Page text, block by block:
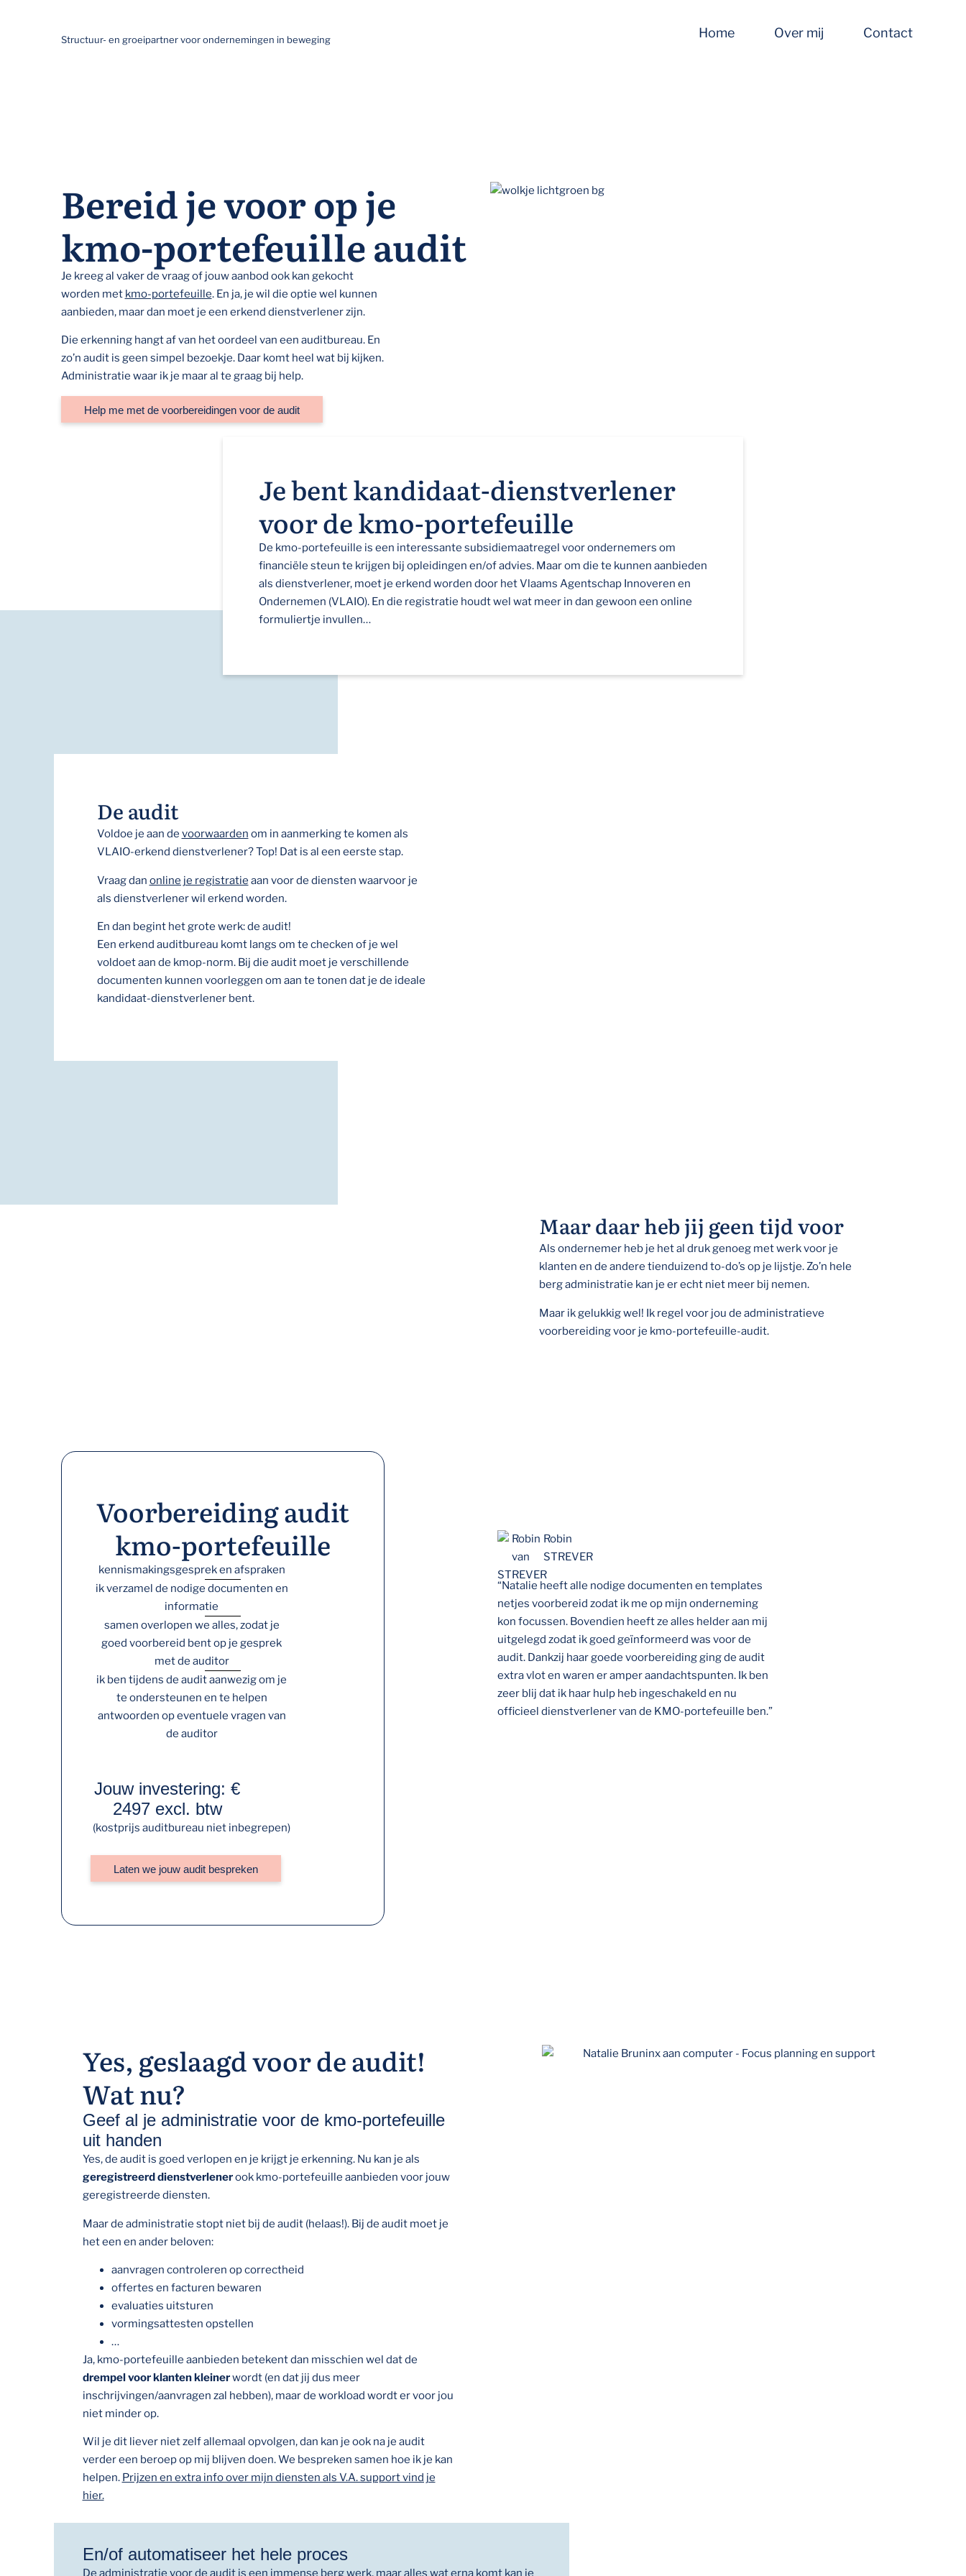
Structuur- en groeipartner voor ondernemingen in beweging Home Over mij Contact
Bereid je voor op je
kmo-portefeuille audit
Je kreeg al vaker de vraag of jouw aanbod ook kan gekocht
worden met kmo-portefeuille. En ja, je wil die optie wel kunnen
aanbieden, maar dan moet je een erkend dienstverlener zijn.
Die erkenning hangt af van het oordeel van een auditbureau. En
zo’n audit is geen simpel bezoekje. Daar komt heel wat bij kijken.
Administratie waar ik je maar al te graag bij help.
Help me met de voorbereidingen voor de audit
Je bent kandidaat-dienstverlener
voor de kmo-portefeuille
De kmo-portefeuille is een interessante subsidiemaatregel voor ondernemers om
financiële steun te krijgen bij opleidingen en/of advies. Maar om die te kunnen aanbieden
als dienstverlener, moet je erkend worden door het Vlaams Agentschap Innoveren en
Ondernemen (VLAIO). En die registratie houdt wel wat meer in dan gewoon een online
formuliertje invullen…
De audit
Voldoe je aan de voorwaarden om in aanmerking te komen als
VLAIO-erkend dienstverlener? Top! Dat is al een eerste stap.
Vraag dan online je registratie aan voor de diensten waarvoor je
als dienstverlener wil erkend worden.
En dan begint het grote werk: de audit!
Een erkend auditbureau komt langs om te checken of je wel
voldoet aan de kmop-norm. Bij die audit moet je verschillende
documenten kunnen voorleggen om aan te tonen dat je de ideale
kandidaat-dienstverlener bent.
Maar daar heb jij geen tijd voor
Als ondernemer heb je het al druk genoeg met werk voor je
klanten en de andere tienduizend to-do’s op je lijstje. Zo’n hele
berg administratie kan je er echt niet meer bij nemen.
Maar ik gelukkig wel! Ik regel voor jou de administratieve
voorbereiding voor je kmo-portefeuille-audit.
Voorbereiding audit
kmo-portefeuille
kennismakingsgesprek en afspraken
ik verzamel de nodige documenten en
informatie
samen overlopen we alles, zodat je
goed voorbereid bent op je gesprek
met de auditor
ik ben tijdens de audit aanwezig om je
te ondersteunen en te helpen
antwoorden op eventuele vragen van
de auditor
Jouw investering: €
2497 excl. btw
(kostprijs auditbureau niet inbegrepen)
Laten we jouw audit bespreken
Robin
STREVER
“Natalie heeft alle nodige documenten en templates
netjes voorbereid zodat ik me op mijn onderneming
kon focussen. Bovendien heeft ze alles helder aan mij
uitgelegd zodat ik goed geïnformeerd was voor de
audit. Dankzij haar goede voorbereiding ging de audit
extra vlot en waren er amper aandachtspunten. Ik ben
zeer blij dat ik haar hulp heb ingeschakeld en nu
officieel dienstverlener van de KMO-portefeuille ben.”
Yes, geslaagd voor de audit!
Wat nu?
Geef al je administratie voor de kmo-portefeuille
uit handen
Yes, de audit is goed verlopen en je krijgt je erkenning. Nu kan je als
geregistreerd dienstverlenerook kmo-portefeuille aanbieden voor jouw
geregistreerde diensten.
Maar de administratie stopt niet bij de audit (helaas!). Bij de audit moet je
het een en ander beloven:
aanvragen controleren op correctheid
offertes en facturen bewaren
evaluaties uitsturen
vormingsattesten opstellen
…
Ja, kmo-portefeuille aanbieden betekent dan misschien wel dat de
drempel voor klanten kleinerwordt (en dat jij dus meer
inschrijvingen/aanvragen zal hebben), maar de workload wordt er voor jou
niet minder op.
Wil je dit liever niet zelf allemaal opvolgen, dan kan je ook na je audit
verder een beroep op mij blijven doen. We bespreken samen hoe ik je kan
helpen. Prijzen en extra info over mijn diensten als V.A. support vind je
hier.
En/of automatiseer het hele proces
De administratie voor de audit is een immense berg werk, maar alles wat erna komt kan je